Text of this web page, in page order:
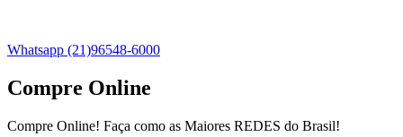
Whatsapp (21)96548-6000
Compre Online
Compre Online! Faça como as Maiores REDES do Brasil!